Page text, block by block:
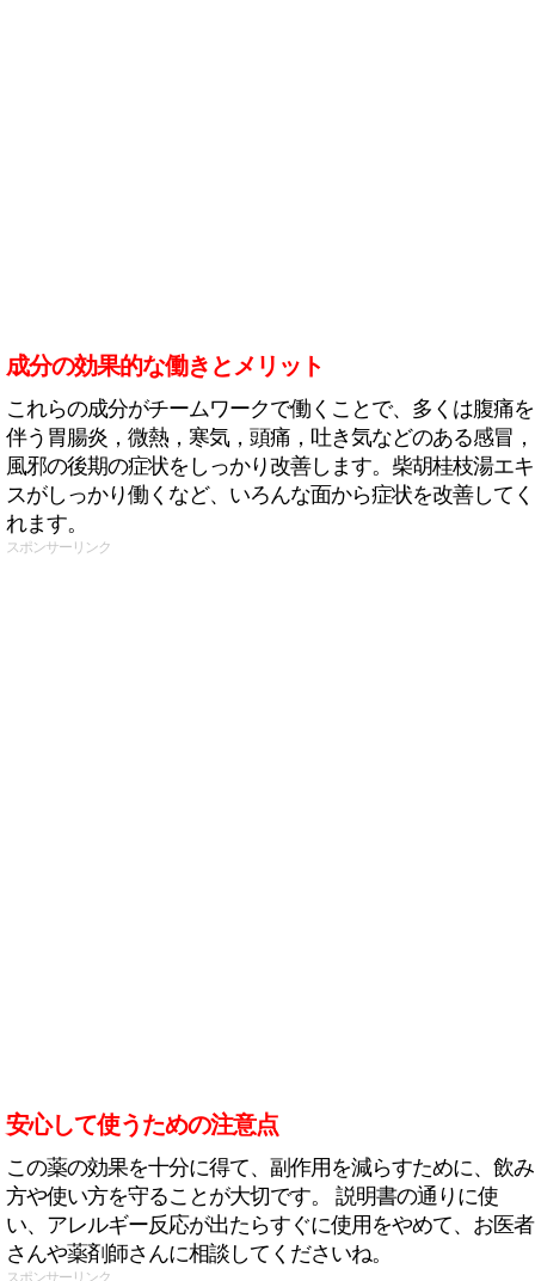
成分の効果的な働きとメリット
これらの成分がチームワークで働くことで、多くは腹痛を
伴う胃腸炎，微熱，寒気，頭痛，吐き気などのある感冒，
風邪の後期の症状をしっかり改善します。柴胡桂枝湯エキ
スがしっかり働くなど、いろんな面から症状を改善してく
れます。
スポンサーリンク
安心して使うための注意点
この薬の効果を十分に得て、副作用を減らすために、飲み
方や使い方を守ることが大切です。 説明書の通りに使
い、アレルギー反応が出たらすぐに使用をやめて、お医者
さんや薬剤師さんに相談してくださいね。
スポンサーリンク